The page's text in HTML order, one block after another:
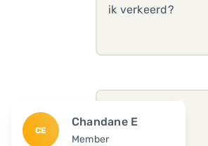
ik verkeerd?
CE
Chandane E
Member